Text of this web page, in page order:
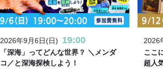
2026年9月6日(日) 19:00
「深海」ってどんな世界？ ＼メンダ
コ／と深海探検しよう！
2026
ここ
超人